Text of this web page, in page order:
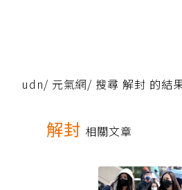
udn/ 元氣網/ 搜尋 解封 的結
解封 相關文章